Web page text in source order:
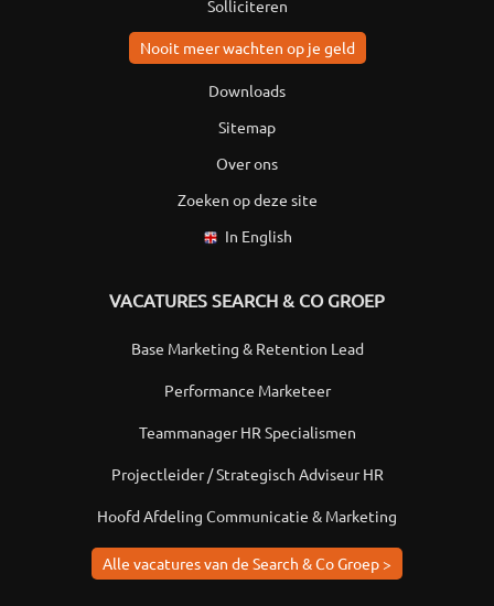
Solliciteren
Nooit meer wachten op je geld
Downloads
Sitemap
Over ons
Zoeken op deze site
In English
VACATURES SEARCH & CO GROEP
Base Marketing & Retention Lead
Performance Marketeer
Teammanager HR Specialismen
Projectleider / Strategisch Adviseur HR
Hoofd Afdeling Communicatie & Marketing
Alle vacatures van de Search & Co Groep >